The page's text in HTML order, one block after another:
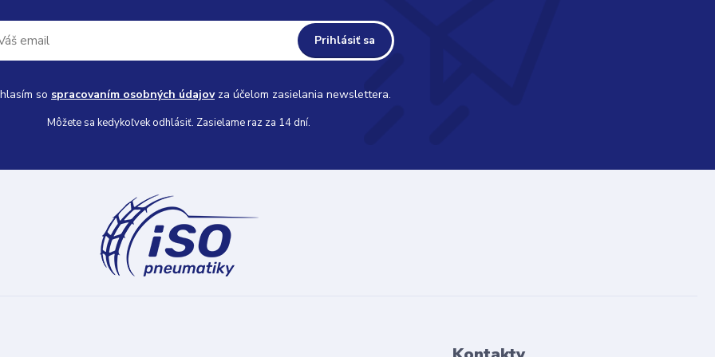
Prihlásiť sa
so spracovaním osobných údajovza účelom zasielania newslettera.
Môžete sa kedykoľvek odhlásiť. Zasielame raz za 14 dní.